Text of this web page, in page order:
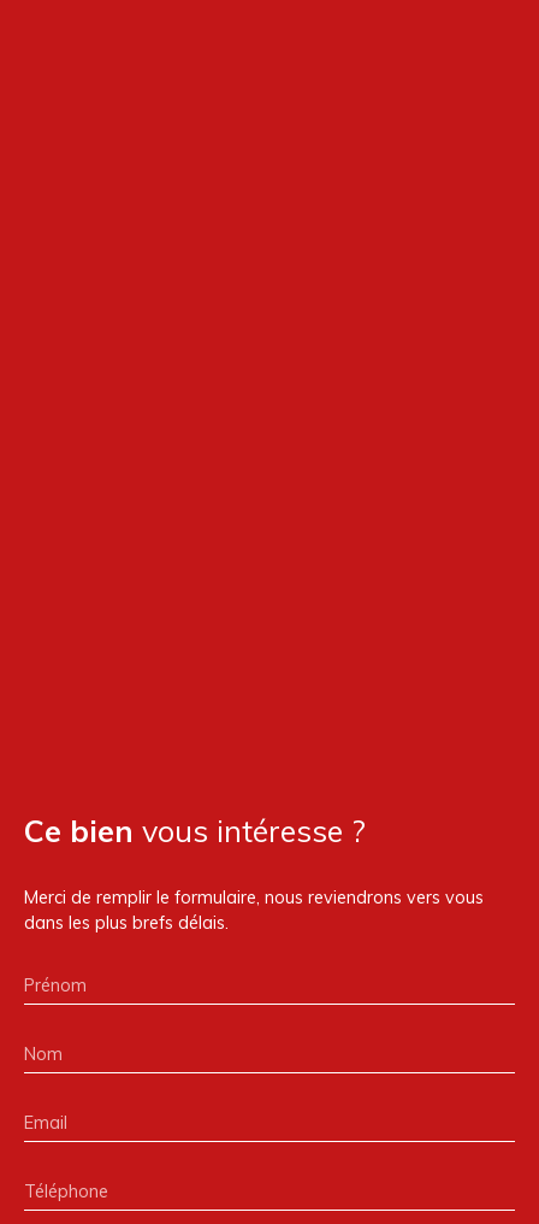
Ce bien vous intéresse ?
Merci de remplir le formulaire, nous reviendrons vers vous
dans les plus brefs délais.
Prénom
Nom
Email
Téléphone